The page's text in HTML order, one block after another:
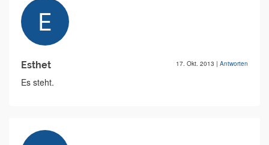
Esthet 17. Okt. 2013 | Antworten
Es steht.